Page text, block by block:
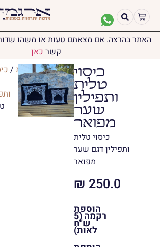
האתר בהרצה. אם מצאתם טעות או משהו
קשרכאן
יודאיקה/טליתות/
כיסוי
טלית
ותפילין
שער
מפואר
כיסוי טלית
ותפילין דגם שער
מפואר
₪ 250.0
הוספת
רקמה (5
ש"ח
לאות)